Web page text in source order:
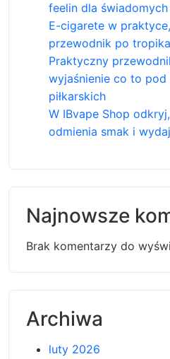
feelin dla
E-cigarete w
przewodnik po
Praktyczny
wyjaśnienie co to pod
piłkarskich
W IBvape Shop
odmienia smak i
Najnowsze
Brak komentarzy do
Archiwa
luty 2026